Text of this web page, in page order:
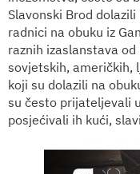
Slavonski Brod
radnici na obuku iz
raznih izaslanstava
sovjetskih, američkih,
koji su dolazili na
su često prijateljevali
posjećivali ih kući,